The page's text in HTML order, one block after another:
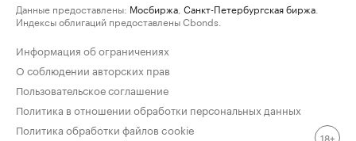
Данные предоставлены: Мосбиржа Санкт-Петербургская биржа
Индексы облигаций предоставлены Cbonds.
Информация об ограничениях
О соблюдении авторских прав
Пользовательское соглашение
Политика в отношении обработки персональных данных
Политика обработки файлов cookie
18+